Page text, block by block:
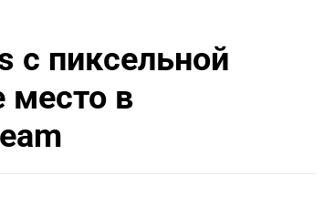
с пиксельной
место в